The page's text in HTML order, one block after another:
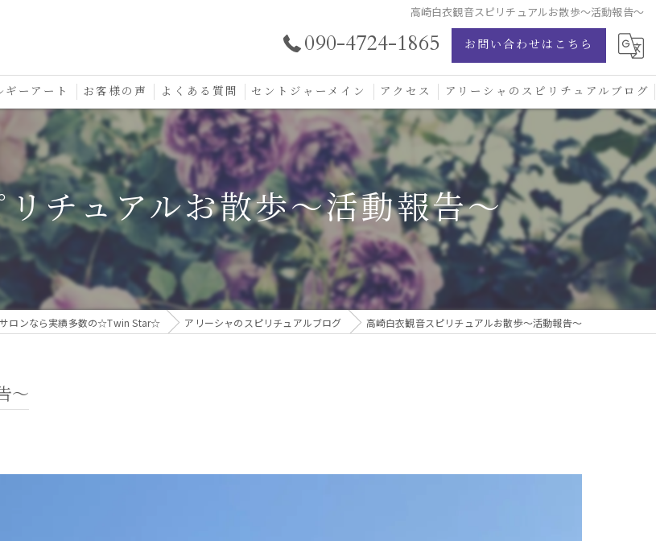
高崎白衣観音スピリチュアルお散歩〜活動報告〜
090-4724-1865 お問い合わせはこちら
ーアート お客様の声
口コミ
よくある質問 セントジャーメイン
セントジャーメイン愛の学校
セントジャーメインブレッシングカード
お守りジュエリー
アクセス アリーシャのスピリチュアルブログ
チュアルお散歩〜活動報告〜
ロンなら実績多数の☆Twin Star☆ アリーシャのスピリチュアルブログ 高崎白衣観音スピリチュアルお散歩〜活動報告〜
〜